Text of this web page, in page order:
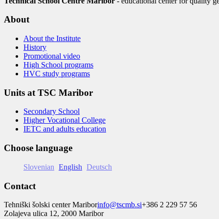
About
About the Institute
History
Promotional video
High School programs
HVC study programs
Units at TSC Maribor
Secondary School
Higher Vocational College
IETC and adults education
Choose language
Slovenian English Deutsch
Contact
Tehniški šolski center Mariborinfo@tscmb.si+386 2 229 57 56
Zolajeva ulica 12, 2000 Maribor